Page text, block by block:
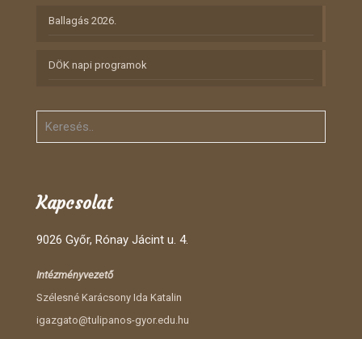
Ballagás 2026.
DÖK napi programok
Kapcsolat
9026 Győr, Rónay Jácint u. 4.
Intézményvezető
Szélesné Karácsony Ida Katalin
igazgato@tulipanos-gyor.edu.hu